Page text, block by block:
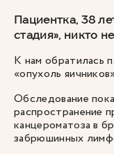
Пациентка, 38
стадия», никто
К нам обратилась
«опухоль
Обследование
распространение
канцероматоза в
забрюшинных